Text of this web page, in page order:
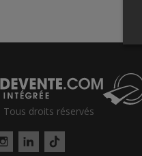
droits réservés
Tiktok